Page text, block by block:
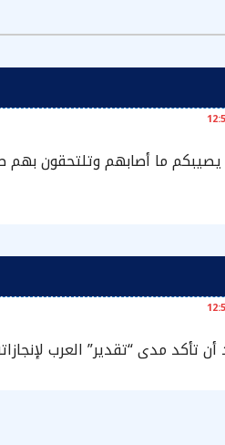
ما أصابهم وتلتحقون بهم
تأكد مدى “تقدير” العرب